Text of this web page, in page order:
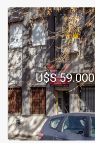
U$S 59.000